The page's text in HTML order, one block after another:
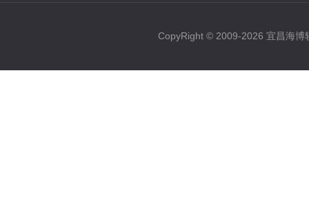
CopyRight © 2009-2026 宜昌海